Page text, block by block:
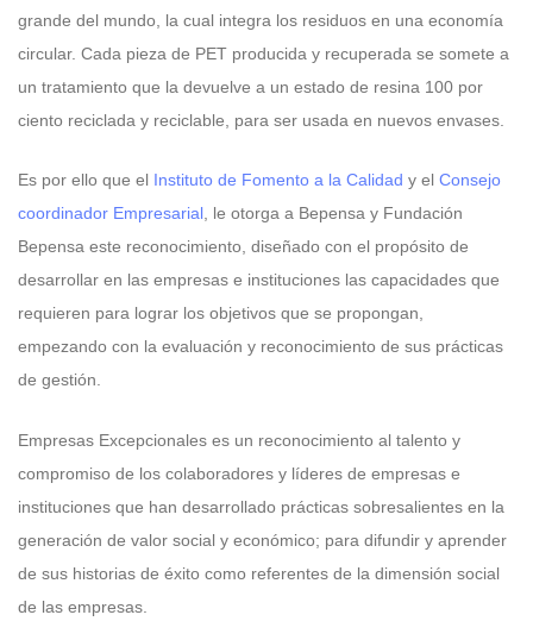
grande del mundo, la cual integra los residuos en una economía
circular. Cada pieza de PET producida y recuperada se somete a
un tratamiento que la devuelve a un estado de resina 100 por
ciento reciclada y reciclable, para ser usada en nuevos envases.
Es por ello que el Instituto de Fomento a la Calidad y el Consejo
coordinador Empresarial , le otorga a Bepensa y Fundación
Bepensa este reconocimiento, diseñado con el propósito de
desarrollar en las empresas e instituciones las capacidades que
requieren para lograr los objetivos que se propongan,
empezando con la evaluación y reconocimiento de sus prácticas
de gestión.
Empresas Excepcionales es un reconocimiento al talento y
compromiso de los colaboradores y líderes de empresas e
instituciones que han desarrollado prácticas sobresalientes en la
generación de valor social y económico; para difundir y aprender
de sus historias de éxito como referentes de la dimensión social
de las empresas.